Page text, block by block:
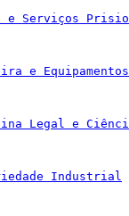
e Serviços
e
Legal e
Industrial